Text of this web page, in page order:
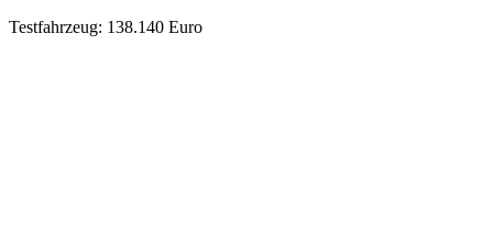
Testfahrzeug: 138.140 Euro